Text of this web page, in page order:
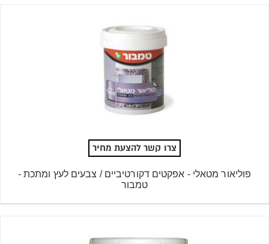
צרו קשר להצעת מחיר
פוליאור מטאלי - אפקטים דקורטיביים / צבעים לעץ ומתכת -
טמבור